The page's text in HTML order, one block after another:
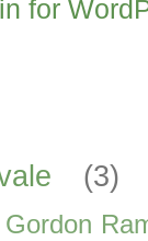
(3)
Gordon